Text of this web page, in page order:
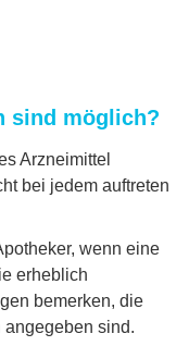
sind möglich?
Arzneimittel
bei jedem auftreten
wenn eine
erheblich
bemerken, die
angegeben sind.